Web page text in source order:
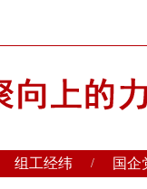
组工经纬 / 国企